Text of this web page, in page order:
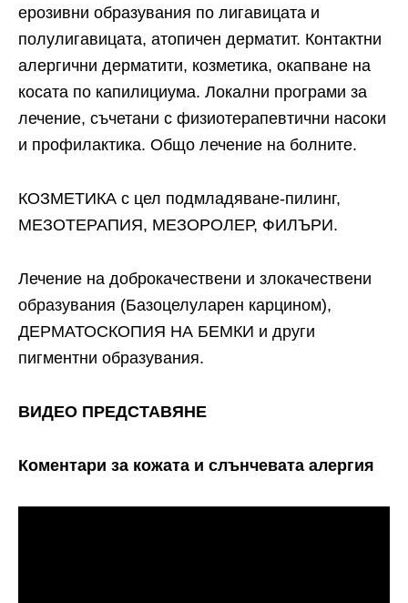
ерозивни образувания по лигавицата и
полулигавицата, атопичен дерматит. Контактни
алергични дерматити, козметика, окапване на
косата по капилициума. Локални програми за
лечение, съчетани с физиотерапевтични насоки
и профилактика. Общо лечение на болните.
КОЗМЕТИКА с цел подмладяване-пилинг,
МЕЗОТЕРАПИЯ, МЕЗОРОЛЕР, ФИЛЪРИ.
Лечение на доброкачествени и злокачествени
образувания (Базоцелуларен карцином),
ДЕРМАТОСКОПИЯ НА БЕМКИ и други
пигментни образувания.
ВИДЕО ПРЕДСТАВЯНЕ
Коментари за кожата и слънчевата алергия